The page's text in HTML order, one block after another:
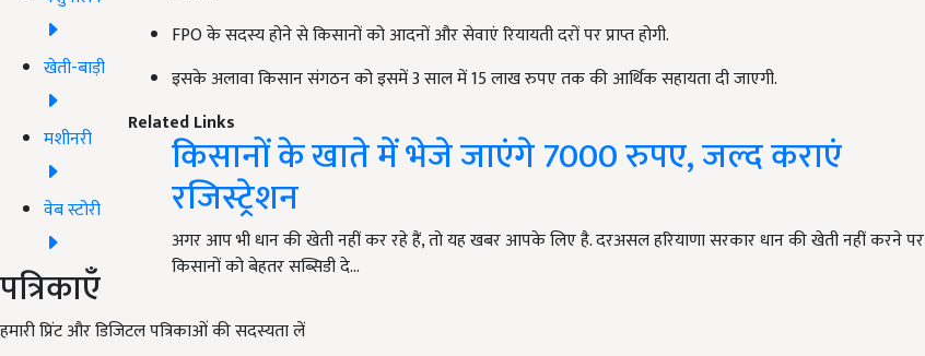
खेती-बाड़ी
मशीनरी
वेब स्टोरी
पत्रिकाएँ
हमारी प्रिंट और डिजिटल पत्रिकाओं की सदस्यता लें
FPO के सदस्य होने से किसानों को आदनों और सेवाएं रियायती दरों पर प्राप्त होगी.
इसके अलावा किसान संगठन को इसमें 3 साल में 15 लाख रुपए तक की आर्थिक सहायता दी जाएगी.
Related Links
किसानों के खाते में भेजे जाएंगे 7000 रुपए, जल्द कराएं
रजिस्ट्रेशन
अगर आप भी धान की खेती नहीं कर रहे हैं, तो यह खबर आपके लिए है. दरअसल हरियाणा सरकार धान की खेती नहीं करने पर
किसानों को बेहतर सब्सिडी दे…